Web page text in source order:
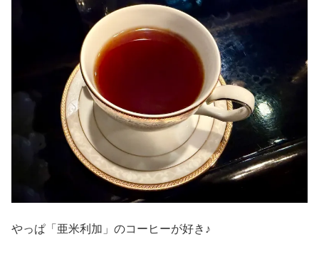
やっぱ「亜米利加」のコーヒーが好き♪